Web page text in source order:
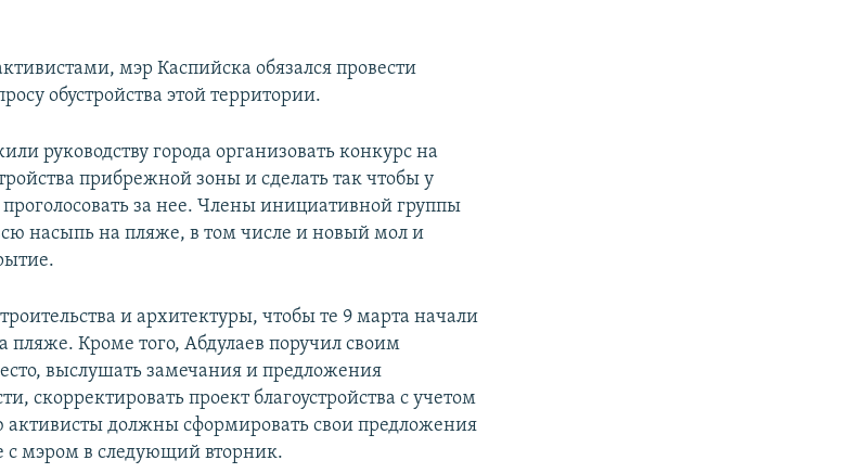
мэр Каспийска обязался провести
обустройства этой территории.
руководству города организовать конкурс на
прибрежной зоны и сделать так чтобы у
за нее. Члены инициативной группы
насыпь на пляже, в том числе и новый мол и
и архитектуры, чтобы те 9 марта начали
Кроме того, Абдулаев поручил своим
выслушать замечания и предложения
скорректировать проект благоустройства с учетом
должны сформировать свои предложения
с мэром в следующий вторник.